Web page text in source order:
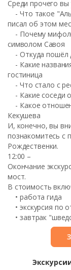
Среди прочего вы
- Что такое
писал об этом
- Почему
символом Савоя
- Откуда пошёл
- Какие
гостиница
- Что стало с
- Какие соседи
- Какое
Кекушева
И, конечно, вы
познакомитесь с
Рождественки.
12:00 –
Окончание
мост.
В стоимость
• работа гида
• экскурсия по
• завтрак